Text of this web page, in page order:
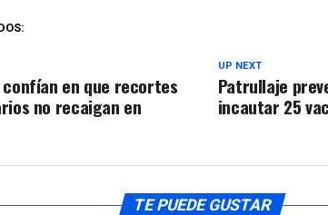
UP NEXT
Patrullaje
incautar 25
en que recortes
no recaigan en
TE PUEDE GUSTAR